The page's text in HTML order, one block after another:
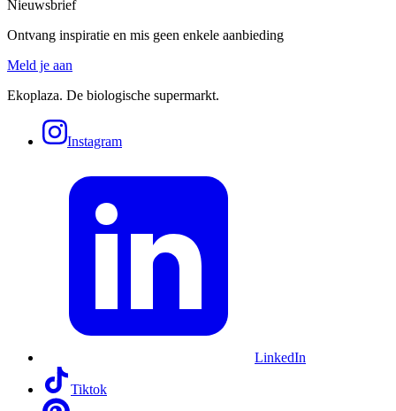
Nieuwsbrief
Ontvang inspiratie en mis geen enkele aanbieding
Meld je aan
Ekoplaza. De biologische supermarkt.
Instagram
LinkedIn
Tiktok